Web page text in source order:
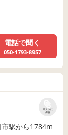
電話で聞く
050-1793-8957
リストに
保存
駅から1784m